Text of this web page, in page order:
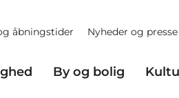
åbningstider Nyheder og presse
By og bolig